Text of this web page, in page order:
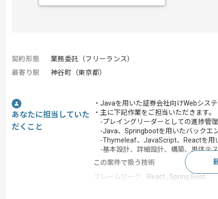
契約形態
業務委託（フリーランス）
最寄り駅
神谷町（東京都）
あなたに担当していた
だくこと
・Javaを用いた証券会社向けWebシス
・主に下記作業をご担当いただきます。
-プレイングリーダーとしての進捗管
-Java、Springbootを用いたバックエ
-Thymeleaf、JavaScript、Reactを用
-基本設計、詳細設計、構築、単体テ
この案件で扱う技術
フレームワーク
React , Spring Boot